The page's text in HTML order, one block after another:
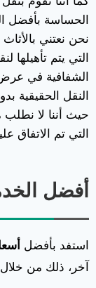
الحساسة بأفضل
نحن نعتني
التي يتم تأهيلها
الشفافية في عرض
النقل الحقيقية
حيث أننا لا نطلب
التي تم الاتفاق
أفضل
استفد بأفضل
آخر، ذلك من